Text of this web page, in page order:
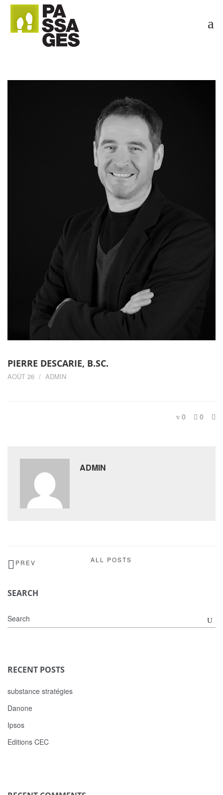
PIERRE DESCARIE, B.SC.
AOÛT 26 ADMIN
0 0
ADMIN
PREV ALL POSTS
SEARCH
RECENT POSTS
substance stratégies
Danone
Ipsos
Editions CEC